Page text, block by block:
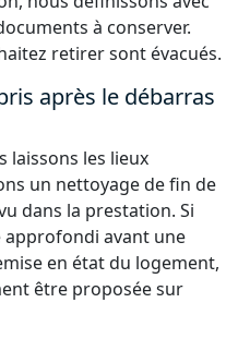
à conserver.
retirer sont évacués.
après le débarras
laissons les lieux
un nettoyage de fin de
dans la prestation. Si
avant une
en état du logement,
être proposée sur